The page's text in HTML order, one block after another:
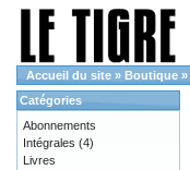
Accueil du site » Boutique »
Catégories
Abonnements
Intégrales (4)
Livres